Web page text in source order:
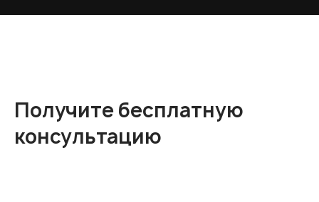
Получите бесплатную
консультацию